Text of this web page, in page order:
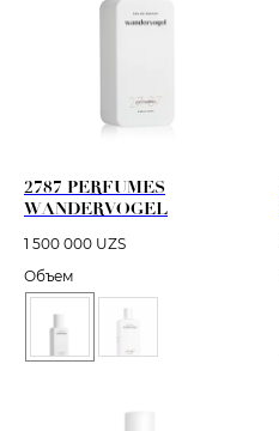
2787 PERFUMES
WANDERVOGEL
1 500 000 UZS
Объем